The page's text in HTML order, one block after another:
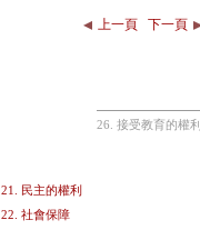
上一頁 下一頁
26. 接受教育的權利
21. 民主的權利
22. 社會保障